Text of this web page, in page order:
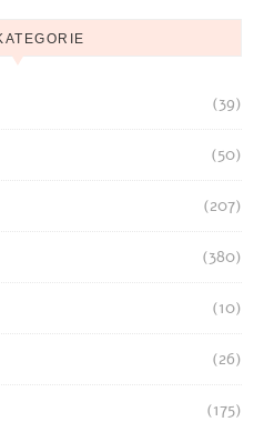
(39)
(50)
(207)
(380)
(10)
(26)
(175)